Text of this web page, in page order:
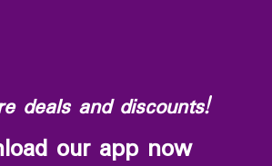
deals and discounts!
our app now